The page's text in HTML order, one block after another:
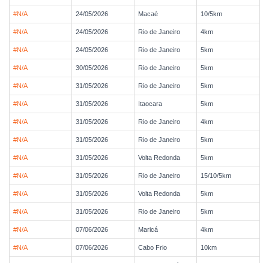
#N/A 24/05/2026 Macaé 10/5km
#N/A 24/05/2026 Rio de Janeiro 4km
#N/A 24/05/2026 Rio de Janeiro 5km
#N/A 30/05/2026 Rio de Janeiro 5km
#N/A 31/05/2026 Rio de Janeiro 5km
#N/A 31/05/2026 Itaocara 5km
#N/A 31/05/2026 Rio de Janeiro 4km
#N/A 31/05/2026 Rio de Janeiro 5km
#N/A 31/05/2026 Volta Redonda 5km
#N/A 31/05/2026 Rio de Janeiro 15/10/5km
#N/A 31/05/2026 Volta Redonda 5km
#N/A 31/05/2026 Rio de Janeiro 5km
#N/A 07/06/2026 Maricá 4km
#N/A 07/06/2026 Cabo Frio 10km